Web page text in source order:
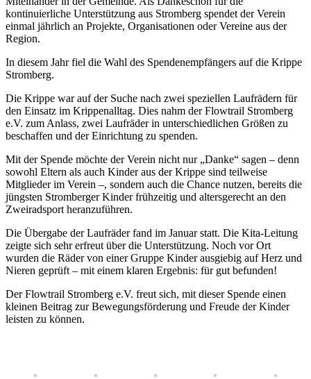
kontinuierliche Unterstützung aus Stromberg spendet der Verein
einmal jährlich an Projekte, Organisationen oder Vereine aus der
Region.
In diesem Jahr fiel die Wahl des Spendenempfängers auf die Krippe
Stromberg.
Die Krippe war auf der Suche nach zwei speziellen Laufrädern für
den Einsatz im Krippenalltag. Dies nahm der Flowtrail Stromberg
e.V. zum Anlass, zwei Laufräder in unterschiedlichen Größen zu
beschaffen und der Einrichtung zu spenden.
Mit der Spende möchte der Verein nicht nur „Danke“ sagen – denn
sowohl Eltern als auch Kinder aus der Krippe sind teilweise
Mitglieder im Verein –, sondern auch die Chance nutzen, bereits die
jüngsten Stromberger Kinder frühzeitig und altersgerecht an den
Zweiradsport heranzuführen.
Die Übergabe der Laufräder fand im Januar statt. Die Kita-Leitung
zeigte sich sehr erfreut über die Unterstützung. Noch vor Ort
wurden die Räder von einer Gruppe Kinder ausgiebig auf Herz und
Nieren geprüft – mit einem klaren Ergebnis: für gut befunden!
Der Flowtrail Stromberg e.V. freut sich, mit dieser Spende einen
kleinen Beitrag zur Bewegungsförderung und Freude der Kinder
leisten zu können.